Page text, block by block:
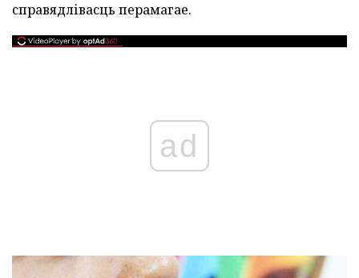
справядлівасць перамагае.
ad